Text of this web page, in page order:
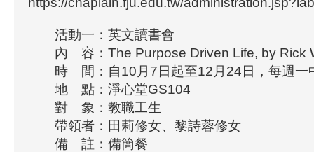
活動一：英文讀書會
內 容：The Purpose Driven Life, by Rick
時 間：自10月7日起至12月24日，每週一
地 點：淨心堂GS104
對 象：教職工生
帶領者：田莉修女、黎詩蓉修女
備 註：備簡餐